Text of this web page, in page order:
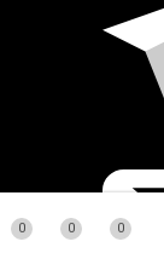
0 0 0